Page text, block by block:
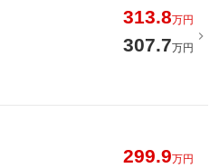
313.8万円
307.7万円
299.9万円